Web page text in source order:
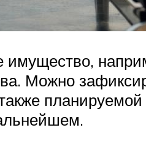
Можно
планируемой